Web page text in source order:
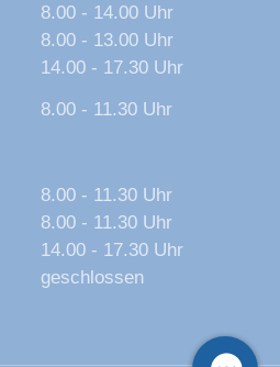
8.00 - 14.00 Uhr
8.00 - 13.00 Uhr
14.00 - 17.30 Uhr
8.00 - 11.30 Uhr
8.00 - 11.30 Uhr
8.00 - 11.30 Uhr
14.00 - 17.30 Uhr
geschlossen